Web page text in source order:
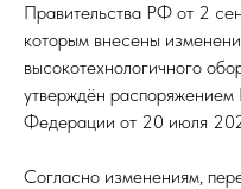
Правительства РФ от 2
которым внесены
высокотехнологичного
утверждён распоряжением
Федерации от 20 июля
Согласно изменениям,